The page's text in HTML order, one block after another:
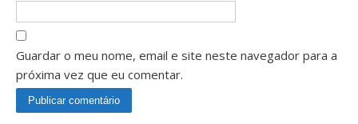
Guardar o meu nome, email e site neste navegador para a
próxima vez que eu comentar.